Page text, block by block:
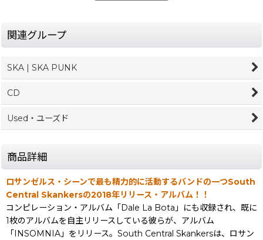
関連グループ
SKA | SKA PUNK
CD
Used・ユーズド
商品詳細
ロサンゼルス・シーンで最も精力的に活動するバンドの一つSouth
Central Skankersの2018年リリース・アルバム！！
コンピレーション・アルバム「Dale La Bota」にも収録され、既に
1枚のアルバムを自主リリースしている彼らが、アルバム
「INSOMNIA」をリリース。South Central Skankersは、ロサン